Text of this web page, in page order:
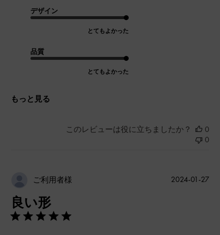
デザイン
とてもよかった
品質
とてもよかった
もっと見る
このレビューは役に立ちましたか？
0
0
ご利用者様
良い形
公
2024-01-27